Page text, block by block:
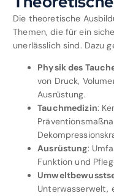
Die theoretische
Themen, die für ein
unerlässlich sind. Dazu
Physik des
von Druck,
Ausrüstung.
Tauchmedizin:
Ausrüstung:
Funktion und
Unterwasserwelt,